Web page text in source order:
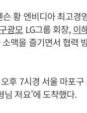
황 엔비디아 최고경
구광모 LG그룹 회장, 이
맥을 즐기면서 협력
후 7시경 서울 마포
님 저요'에 도착했다.